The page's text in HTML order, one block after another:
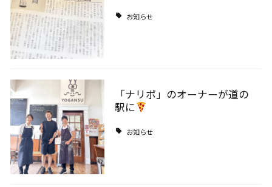
お知らせ
「ナリポ」のオーナーが道の
駅に
お知らせ